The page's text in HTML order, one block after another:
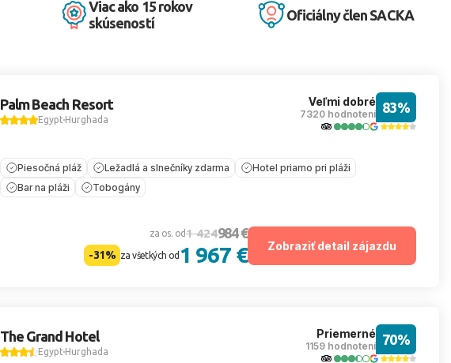
Viac ako 15 rokov
skúseností
Oficiálny člen SACKA
Palm Beach Resort
EgyptHurghada
Veľmi dobré
7320 hodnotení 83%
Piesočná pláž Ležadlá a slnečníky zdarma
Hotel priamo pri pláži
Bar na pláži
Tobogány
za os. od1 424984 €
-31% za všetkých od 1 967 € Zobraziť detail zájazdu
The Grand Hotel
EgyptHurghada
Priemerné
1159 hodnotení 70%